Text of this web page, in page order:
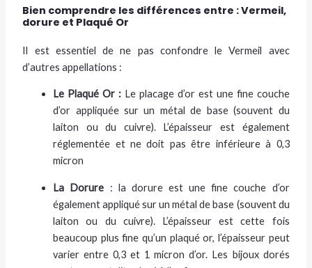
Bien comprendre les différences entre : Vermeil,
dorure et Plaqué Or
Il est essentiel de ne pas confondre le Vermeil avec
d’autres appellations :
Le Plaqué Or : Le placage d’or est une fine couche
d’or appliquée sur un métal de base (souvent du
laiton ou du cuivre). L’épaisseur est également
réglementée et ne doit pas être inférieure à 0,3
micron
La Dorure : la dorure est une fine couche d’or
également appliqué sur un métal de base (souvent du
laiton ou du cuivre). L’épaisseur est cette fois
beaucoup plus fine qu’un plaqué or, l’épaisseur peut
varier entre 0,3 et 1 micron d’or. Les bijoux dorés